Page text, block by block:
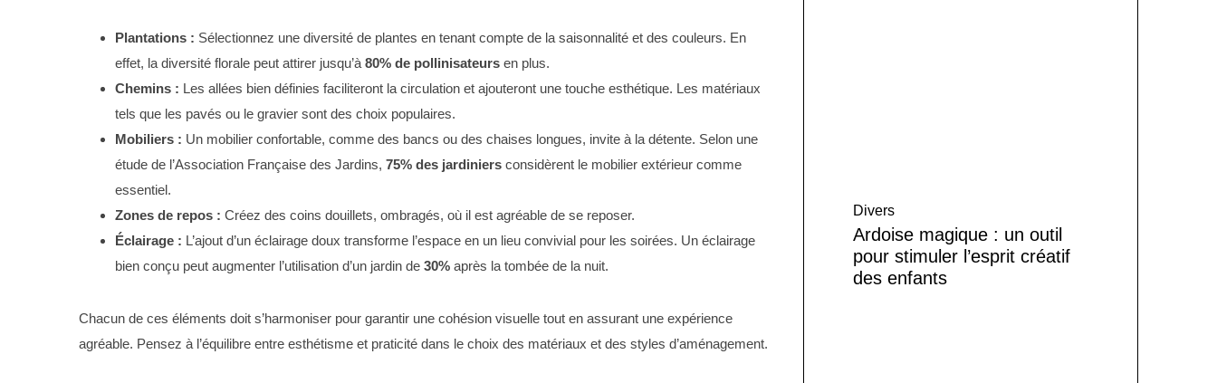
Plantations : Sélectionnez une diversité de plantes en tenant compte de la saisonnalité et des couleurs. En
effet, la diversité florale peut attirer jusqu’à 80% de pollinisateurs en plus.
Chemins : Les allées bien définies faciliteront la circulation et ajouteront une touche esthétique. Les matériaux
tels que les pavés ou le gravier sont des choix populaires.
Mobiliers : Un mobilier confortable, comme des bancs ou des chaises longues, invite à la détente. Selon une
étude de l’Association Française des Jardins, 75% des jardiniers considèrent le mobilier extérieur comme
essentiel.
Zones de repos : Créez des coins douillets, ombragés, où il est agréable de se reposer.
Éclairage : L’ajout d’un éclairage doux transforme l’espace en un lieu convivial pour les soirées. Un éclairage
bien conçu peut augmenter l’utilisation d’un jardin de 30% après la tombée de la nuit.
Chacun de ces éléments doit s’harmoniser pour garantir une cohésion visuelle tout en assurant une expérience
agréable. Pensez à l’équilibre entre esthétisme et praticité dans le choix des matériaux et des styles d’aménagement.
Divers
Ardoise magique : un outil
pour stimuler l’esprit créatif
des enfants